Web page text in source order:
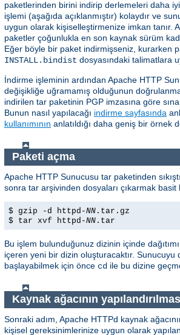
paketlerinden birini indirip derlemeleri daha
işlemi (aşağıda açıklanmıştır) kolaydır ve
uygun olarak kişiselleştirmenize imkan tanır.
paketler çoğunlukla en son kaynak sürüm
Eğer böyle bir paket indirmişseniz, kurarken
INSTALL.bindist dosyasındaki talimatlara
İndirme işleminin ardından Apache HTTP
değişikliğe uğramamış olduğunun
indirilen tar paketinin PGP imzasına göre
Bunun nasıl yapılacağı indirme sayfasında
kullanımının anlatıldığı daha geniş bir örnek
Paketi açma
Apache HTTP Sunucusu tar paketinden
sonra tar arşivinden dosyaları çıkarmak basit
$ gzip -d httpd-NN .tar.gz
$ tar xvf httpd-NN .tar
Bu işlem bulunduğunuz dizinin içinde
içeren yeni bir dizin oluşturacaktır. Sunucuyu
başlayabilmek için önce cd ile bu dizine
Kaynak ağacının
Sonraki adım, Apache HTTPd kaynak
kişisel gereksinimlerinize uygun olarak